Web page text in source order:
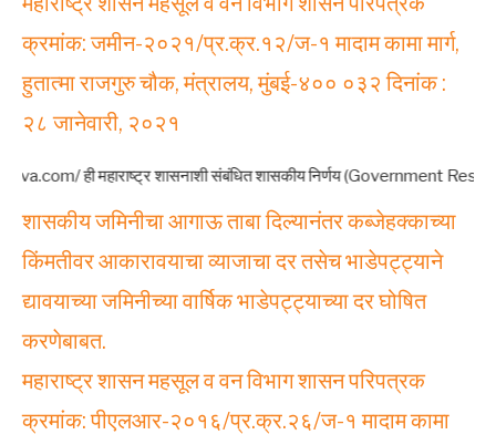
क्रमांक: जमीन-२०२१/प्र.क्र.१२/ज-१ मादाम कामा मार्ग,
हुतात्मा राजगुरु चौक, मंत्रालय, मुंबई-४०० ०३२ दिनांक :
२८ जानेवारी, २०२१
शासनाशी संबंधित शासकीय निर्णय (Government Resolutions – GR) आणि
शासकीय जमिनीचा आगाऊ ताबा दिल्यानंतर कब्जेहक्काच्या
किंमतीवर आकारावयाचा व्याजाचा दर तसेच भाडेपट्ट्याने
द्यावयाच्या जमिनीच्या वार्षिक भाडेपट्ट्याच्या दर घोषित
करणेबाबत.
महाराष्ट्र शासन महसूल व वन विभाग शासन परिपत्रक
क्रमांक: पीएलआर-२०१६/प्र.क्र.२६/ज-१ मादाम कामा